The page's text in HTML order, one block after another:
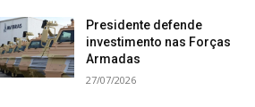
Presidente defende
investimento nas Forças
Armadas
27/07/2026